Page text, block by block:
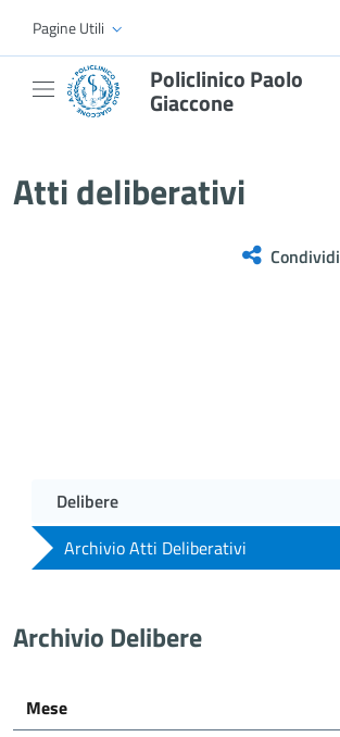
Skip to Main Content
Pagine Utili
Policlinico Paolo
Giaccone
Atti deliberativi
Condividi
Delibere
Archivio Atti Deliberativi
Archivio Delibere